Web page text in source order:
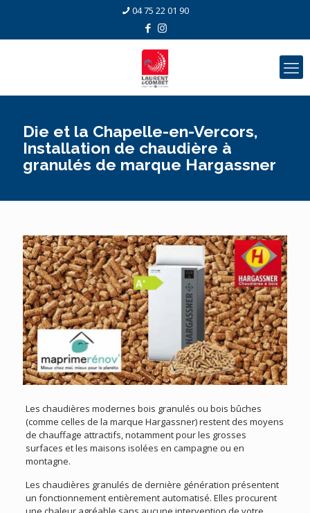
04 75 22 01 90
Die et la Chapelle-en-Vercors,
Installation de chaudière à
granulés de marque Hargassner
Les chaudières modernes bois granulés ou bois bûches
(comme celles de la marque Hargassner) restent des moyens
de chauffage attractifs, notamment pour les grosses
surfaces et les maisons isolées en campagne ou en
montagne.
Les chaudières granulés de dernière génération présentent
un fonctionnement entièrement automatisé. Elles procurent